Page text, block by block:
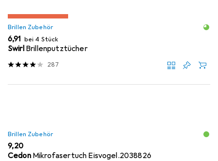
Brillen Zubehör
EUR
6,91 bei 4 Stück
Swirl Brillenputztücher
287
Brillen Zubehör
EUR
9,20
Cedon Mikrofasertuch Eisvogel.2038826